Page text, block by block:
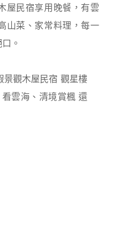
屋民宿享用晚餐，有雲
山菜、家常料理，每一
。